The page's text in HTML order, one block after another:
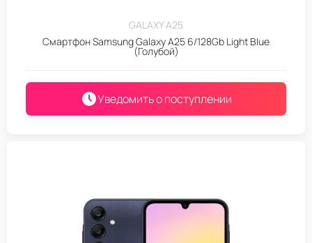
GALAXY A25
Смартфон Samsung Galaxy A25 6/128Gb Light Blue
(Голубой)
Уведомить о поступлении